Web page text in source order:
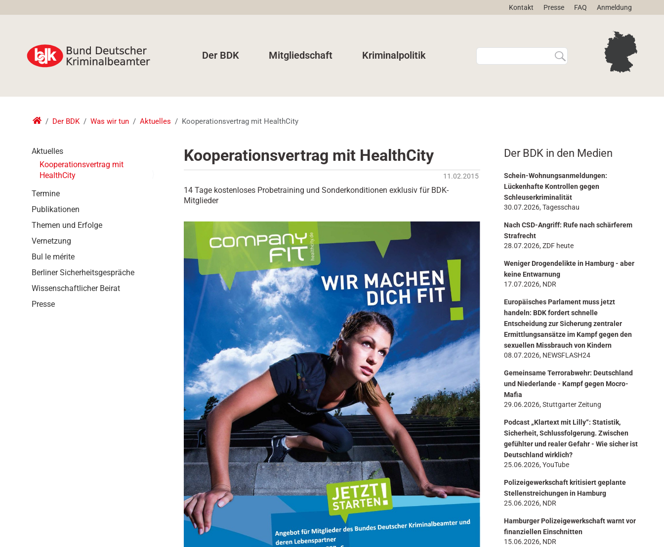
Kontakt Presse FAQ Anmeldung
Der BDK Mitgliedschaft Kriminalpolitik
W
e
s
E
r
c
Der BDK Was wir tun Aktuelles Kooperationsvertrag mit HealthCity
Kooperationsvertrag mit HealthCity
11.02.2015
14 Tage kostenloses Probetraining und Sonderkonditionen exklusiv für BDK-
Mitglieder
Aktuelles
Kooperationsvertrag mit
HealthCity
Termine
Publikationen
Themen und Erfolge
Vernetzung
Bul le mérite
Berliner Sicherheitsgespräche
Wissenschaftlicher Beirat
Presse
Der BDK in den Medien
Schein-Wohnungsanmeldungen:
Lückenhafte Kontrollen gegen
Schleuserkriminalität
30.07.2026, Tagesschau
Nach CSD-Angriff: Rufe nach schärferem
Strafrecht
28.07.2026, ZDF heute
Weniger Drogendelikte in Hamburg - aber
keine Entwarnung
17.07.2026, NDR
Europäisches Parlament muss jetzt
handeln: BDK fordert schnelle
Entscheidung zur Sicherung zentraler
Ermittlungsansätze im Kampf gegen den
sexuellen Missbrauch von Kindern
08.07.2026, NEWSFLASH24
Gemeinsame Terrorabwehr: Deutschland
und Niederlande - Kampf gegen Mocro-
Mafia
29.06.2026, Stuttgarter Zeitung
Podcast „Klartext mit Lilly“: Statistik,
Sicherheit, Schlussfolgerung. Zwischen
gefühlter und realer Gefahr - Wie sicher ist
Deutschland wirklich?
25.06.2026, YouTube
Polizeigewerkschaft kritisiert geplante
Stellenstreichungen in Hamburg
25.06.2026, NDR
Hamburger Polizeigewerkschaft warnt vor
finanziellen Einschnitten
15.06.2026, NDR